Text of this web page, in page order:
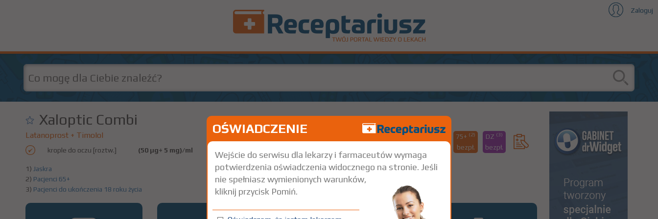
Zaloguj
Xaloptic Combi
Latanoprost + Timolol
krople do oczu [roztw.] (50 µg+ 5 mg)/ml 3 but. 2,5 ml Na spojówkę oka
Rx
100%
(1) 75+ (2)
bezpł.
DZ (3)
bezpł.
1) Jaskra
2) Pacjenci 65+
3) Pacjenci do ukończenia 18 roku życia
OŚWIADCZENIE
Wejście do serwisu dla lekarzy i farmaceutów wymaga
potwierdzenia oświadczenia widocznego na stronie. Jeśli
nie spełniasz wymienionych warunków,
kliknij przycisk Pomiń.